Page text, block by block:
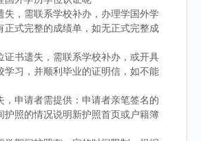
，需联系学校补办，办理学国外学
正式完整的成绩单，如无正式完整成
书遗失，需联系学校补办，或开具
学习，并顺利毕业的证明信，如不能
申请者需提供：申请者亲笔签名的
护照的情况说明新护照首页或户籍簿